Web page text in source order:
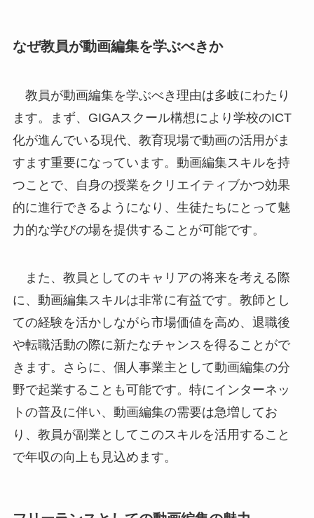
なぜ教員が動画編集を学ぶべきか
教員が動画編集を学ぶべき理由は多岐にわたり
ます。まず、GIGAスクール構想により学校のICT
化が進んでいる現代、教育現場で動画の活用がま
すます重要になっています。動画編集スキルを持
つことで、自身の授業をクリエイティブかつ効果
的に進行できるようになり、生徒たちにとって魅
力的な学びの場を提供することが可能です。
また、教員としてのキャリアの将来を考える際
に、動画編集スキルは非常に有益です。教師とし
ての経験を活かしながら市場価値を高め、退職後
や転職活動の際に新たなチャンスを得ることがで
きます。さらに、個人事業主として動画編集の分
野で起業することも可能です。特にインターネッ
トの普及に伴い、動画編集の需要は急増してお
り、教員が副業としてこのスキルを活用すること
で年収の向上も見込めます。